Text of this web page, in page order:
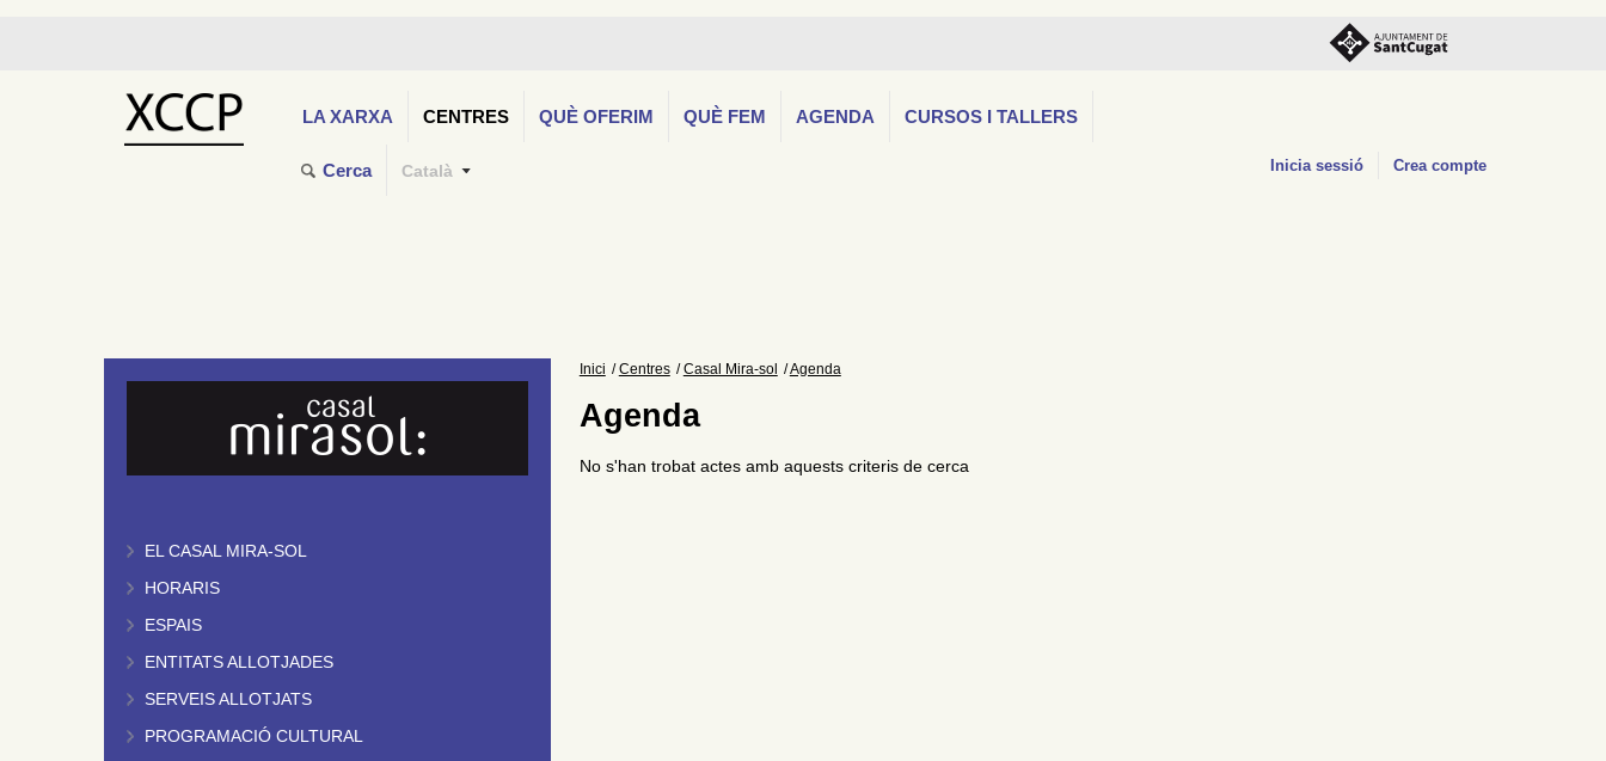
LA XARXA CENTRES QUÈ OFERIM QUÈ FEM AGENDA CURSOS I TALLERS
Cerca Català Inicia sessió Crea compte
EL CASAL MIRA-SOL
HORARIS
ESPAIS
ENTITATS ALLOTJADES
SERVEIS ALLOTJATS
PROGRAMACIÓ CULTURAL
Inici Centres Casal Mira-sol Agenda
Agenda
No s'han trobat actes amb aquests criteris de cerca